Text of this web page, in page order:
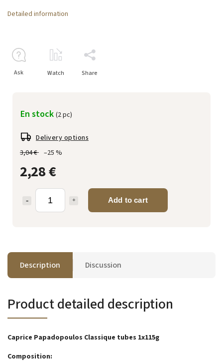
3,04 € –25 %
2,28 €
Add to cart
En stock (2 pc)
Delivery options
Detailed information
Ask Watch Share
Description Discussion
Product detailed description
Caprice Papadopoulos Classique tubes 1x115g
Composition: